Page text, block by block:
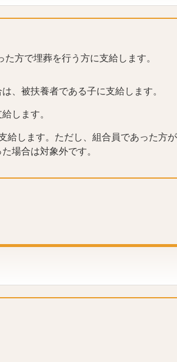
方で埋葬を行う方に支給します。
、被扶養者である子に支給します。
します。
給します。ただし、組合員であった方
場合は対象外です。